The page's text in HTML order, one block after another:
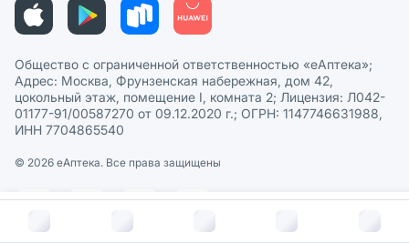
В корзину за
Общество с ограниченной ответственностью «еАптека»;
Адрес: Москва, Фрунзенская набережная, дом 42,
цокольный этаж, помещение I, комната 2; Лицензия: Л042-
01177-91/00587270 от 09.12.2020 г.; ОГРН: 1147746631988,
ИНН 7704865540
© 2026 eАптека. Все права защищены